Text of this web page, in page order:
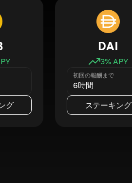
グ
DAI
3% APY
初回の報酬まで
6時間
ステーキング